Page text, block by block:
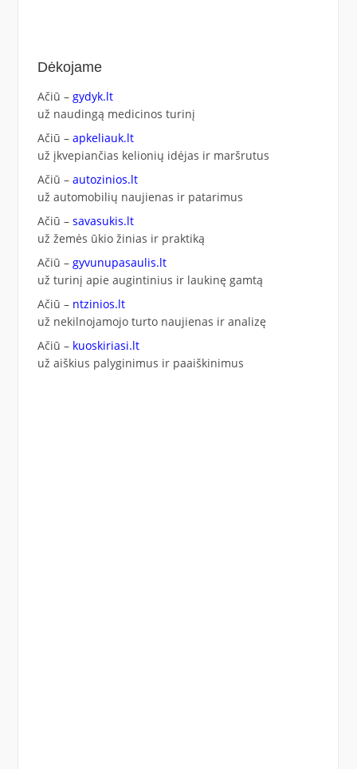
Dėkojame
Ačiū – gydyk.lt
už naudingą medicinos turinį
Ačiū – apkeliauk.lt
už įkvepiančias kelionių idėjas ir maršrutus
Ačiū – autozinios.lt
už automobilių naujienas ir patarimus
Ačiū – savasukis.lt
už žemės ūkio žinias ir praktiką
Ačiū – gyvunupasaulis.lt
už turinį apie augintinius ir laukinę gamtą
Ačiū – ntzinios.lt
už nekilnojamojo turto naujienas ir analizę
Ačiū – kuoskiriasi.lt
už aiškius palyginimus ir paaiškinimus